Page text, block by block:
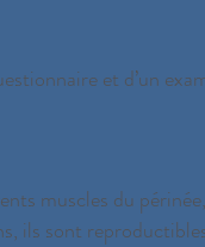
et d’un
muscles du
ils sont